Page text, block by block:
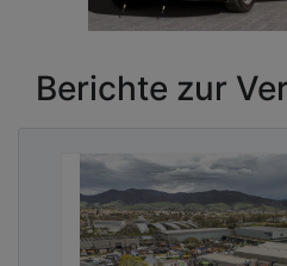
Berichte zur